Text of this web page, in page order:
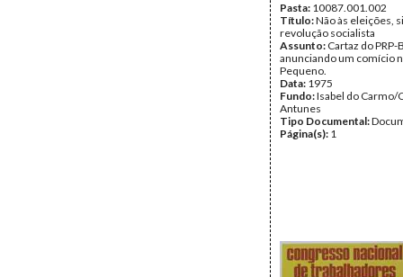
Pasta: 10087.001.002
Título:Não às eleições,
revolução socialista
Assunto: Cartaz do PRP-
anunciando um comício
Pequeno.
Data: 1975
Fundo:Isabel do Carmo/
Antunes
Tipo Documental:
Página(s): 1